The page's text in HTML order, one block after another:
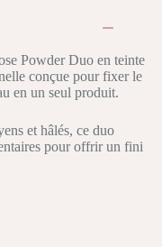
Powder Duo en teinte
conçue pour fixer le
en un seul produit.
et hâlés, ce duo
pour offrir un fini